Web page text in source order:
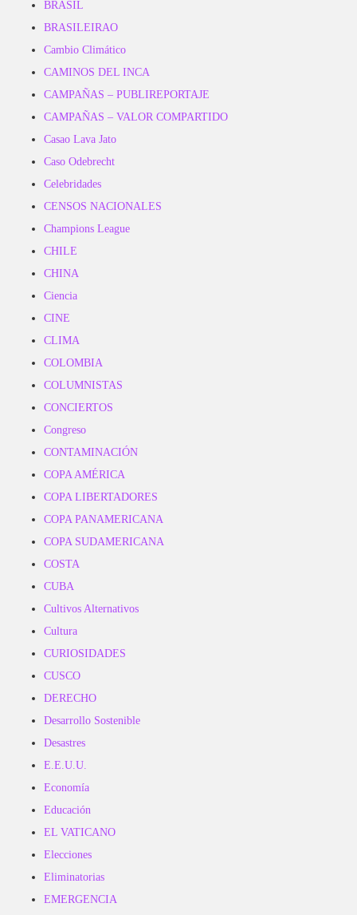
BRASIL
BRASILEIRAO
Cambio Climático
CAMINOS DEL INCA
CAMPAÑAS – PUBLIREPORTAJE
CAMPAÑAS – VALOR COMPARTIDO
Casao Lava Jato
Caso Odebrecht
Celebridades
CENSOS NACIONALES
Champions League
CHILE
CHINA
Ciencia
CINE
CLIMA
COLOMBIA
COLUMNISTAS
CONCIERTOS
Congreso
CONTAMINACIÓN
COPA AMÉRICA
COPA LIBERTADORES
COPA PANAMERICANA
COPA SUDAMERICANA
COSTA
CUBA
Cultivos Alternativos
Cultura
CURIOSIDADES
CUSCO
DERECHO
Desarrollo Sostenible
Desastres
E.E.U.U.
Economía
Educación
EL VATICANO
Elecciones
Eliminatorias
EMERGENCIA